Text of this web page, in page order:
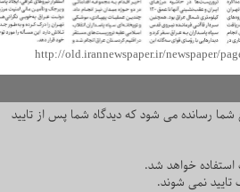
http://old.irannewspaper.ir/newspaper/
رسانده می شود که دیدگاه شما پس از تایید
خواهد شد.
تایید نمی شوند.